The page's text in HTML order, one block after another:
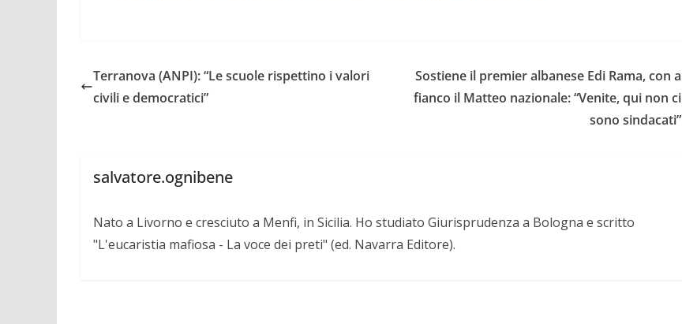
Terranova (ANPI): “Le scuole rispettino i valori
civili e democratici”
Sostiene il premier albanese Edi Rama, con a
fianco il Matteo nazionale: “Venite, qui non ci
sono sindacati”
salvatore.ognibene
Nato a Livorno e cresciuto a Menfi, in Sicilia. Ho studiato Giurisprudenza a Bologna e scritto
"L'eucaristia mafiosa - La voce dei preti" (ed. Navarra Editore).